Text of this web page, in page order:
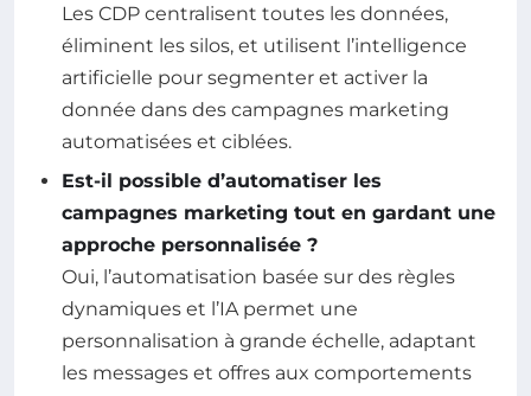
Les CDP centralisent toutes les données,
éliminent les silos, et utilisent l’intelligence
artificielle pour segmenter et activer la
donnée dans des campagnes marketing
automatisées et ciblées.
Est-il possible d’automatiser les
campagnes marketing tout en gardant une
approche personnalisée ?
Oui, l’automatisation basée sur des règles
dynamiques et l’IA permet une
personnalisation à grande échelle, adaptant
les messages et offres aux comportements